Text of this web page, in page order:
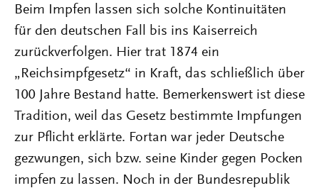
Beim Impfen lassen sich solche Kontinuitäten
für den deutschen Fall bis ins Kaiserreich
zurückverfolgen. Hier trat 1874 ein
„Reichsimpfgesetz“ in Kraft, das schließlich über
100 Jahre Bestand hatte. Bemerkenswert ist diese
Tradition, weil das Gesetz bestimmte Impfungen
zur Pflicht erklärte. Fortan war jeder Deutsche
gezwungen, sich bzw. seine Kinder gegen Pocken
impfen zu lassen. Noch in der Bundesrepublik